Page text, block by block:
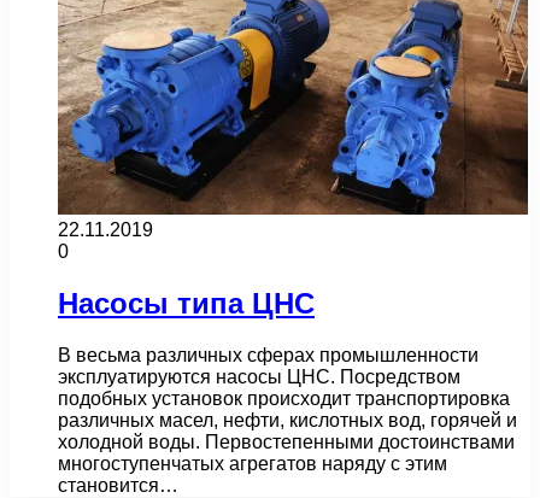
22.11.2019
0
Насосы типа ЦНС
В весьма различных сферах промышленности
эксплуатируются насосы ЦНС. Посредством
подобных установок происходит транспортировка
различных масел, нефти, кислотных вод, горячей и
холодной воды. Первостепенными достоинствами
многоступенчатых агрегатов наряду с этим
становится…